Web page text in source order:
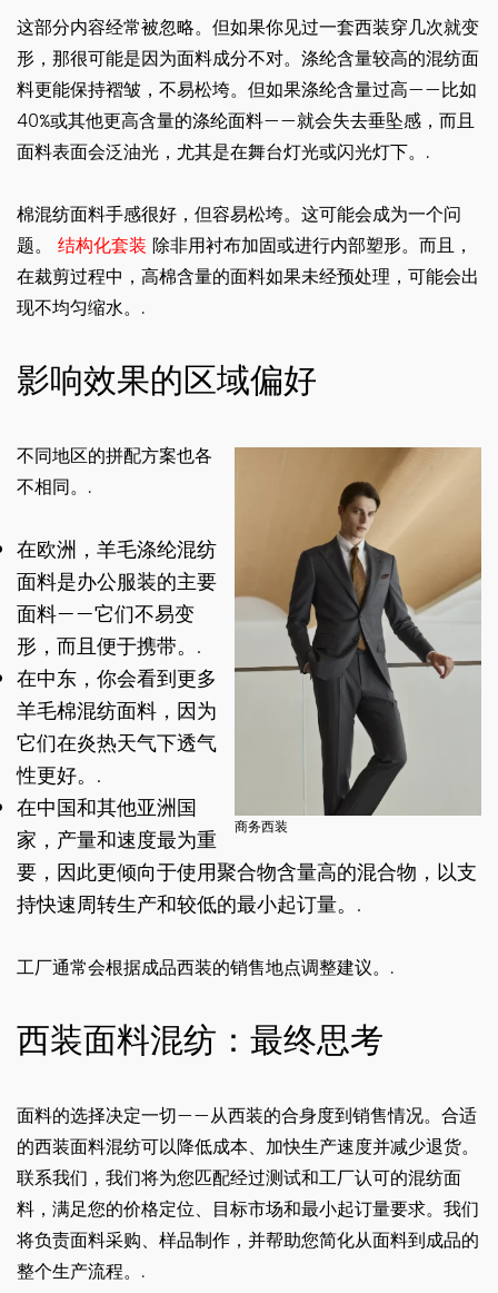
这部分内容经常被忽略。但如果你见过一套西装穿几次就变
形，那很可能是因为面料成分不对。涤纶含量较高的混纺面
料更能保持褶皱，不易松垮。但如果涤纶含量过高——比如
40%或其他更高含量的涤纶面料——就会失去垂坠感，而且
面料表面会泛油光，尤其是在舞台灯光或闪光灯下。.
棉混纺面料手感很好，但容易松垮。这可能会成为一个问
题。 结构化套装 除非用衬布加固或进行内部塑形。而且，
在裁剪过程中，高棉含量的面料如果未经预处理，可能会出
现不均匀缩水。.
影响效果的区域偏好
商务西装
不同地区的拼配方案也各
不相同。.
在欧洲，羊毛涤纶混纺
面料是办公服装的主要
面料——它们不易变
形，而且便于携带。.
在中东，你会看到更多
羊毛棉混纺面料，因为
它们在炎热天气下透气
性更好。.
在中国和其他亚洲国
家，产量和速度最为重
要，因此更倾向于使用聚合物含量高的混合物，以支
持快速周转生产和较低的最小起订量。.
工厂通常会根据成品西装的销售地点调整建议。.
西装面料混纺：最终思考
面料的选择决定一切——从西装的合身度到销售情况。合适
的西装面料混纺可以降低成本、加快生产速度并减少退货。
联系我们，我们将为您匹配经过测试和工厂认可的混纺面
料，满足您的价格定位、目标市场和最小起订量要求。我们
将负责面料采购、样品制作，并帮助您简化从面料到成品的
整个生产流程。.